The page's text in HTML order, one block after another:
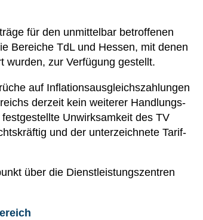
für den unmittelbar betroffenen
Bereiche TdL und Hessen, mit denen
wurden, zur Verfügung gestellt.
auf Inflationsausgleichszahlungen
derzeit kein weiterer Handlungs­
Unwirksamkeit des TV
und der unterzeichnete Tarif­
über die Dienstleistungszentren